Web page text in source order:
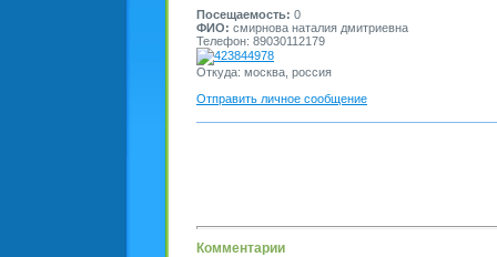
Посещаемость: 0
ФИО: смирнова наталия дмитриевна
Телефон: 89030112179
423844978
Откуда: москва, россия
Отправить личное сообщение
Комментарии